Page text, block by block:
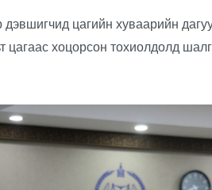
цагийн хуваарийн
цагаас хоцорсон тохиолдолд